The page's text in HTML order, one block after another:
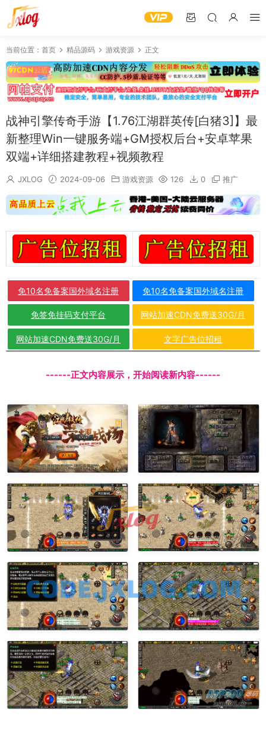
当前位置： 首页 精品源码 游戏资源 正文
战神引擎传奇手游【1.76江湖群英传[白猪3]】最
新整理Win一键服务端+GM授权后台+安卓苹果
双端+详细搭建教程+视频教程
JXLOG 2024-09-06 游戏资源 126 0 推广
免10名免备案国外域名注册 免10名免备案国外域名注册
免签免挂码支付平台 网站加速CDN免费送30G/月
网站加速CDN免费送30G/月 文字广告位招租
------正文内容展示，开始阅读新内容------